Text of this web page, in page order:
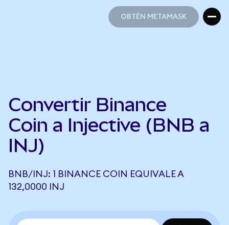
OBTÉN METAMASK
Convertir Binance
Coin a Injective (BNB a
INJ)
BNB/INJ: 1 BINANCE COIN EQUIVALE A
132,0000 INJ